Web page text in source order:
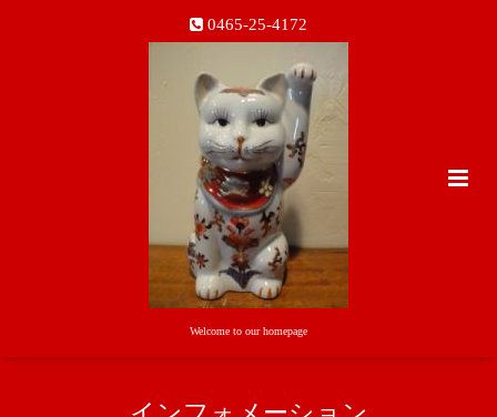
0465-25-4172
Welcome to our homepage